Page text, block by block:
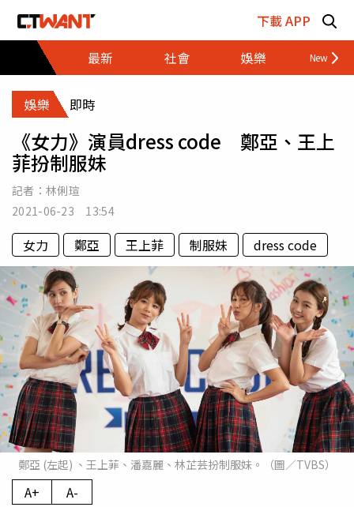
下載 APP
最新
社會 娛樂 財經
娛樂 即時
《女力》演員dress code 鄭亞、王上
菲扮制服妹
記者： 林俐瑄
2021-06-23 13:54
女力 鄭亞 王上菲 制服妹 dress code
鄭亞 (左起) 、王上菲、潘嘉麗、林芷芸扮制服妹。（圖／TVBS）
A+ A-